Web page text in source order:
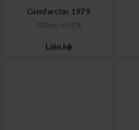
Glenfarclas 1979
700ml / 49,1%
Liên hệ